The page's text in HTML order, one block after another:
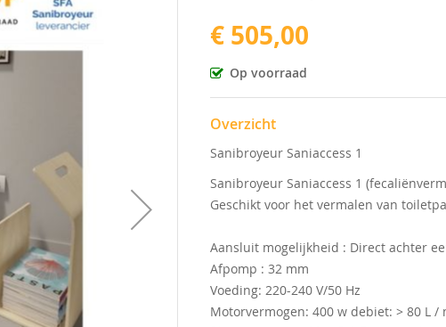
€ 505,00
Op voorraad
Overzicht
Sanibroyeur Saniaccess 1
Sanibroyeur Saniaccess 1
Geschikt voor het vermalen van
Aansluit mogelijkheid : Direct achter
Afpomp : 32 mm
Voeding: 220-240 V/50 Hz
Motorvermogen: 400 w debiet: > 80 L /